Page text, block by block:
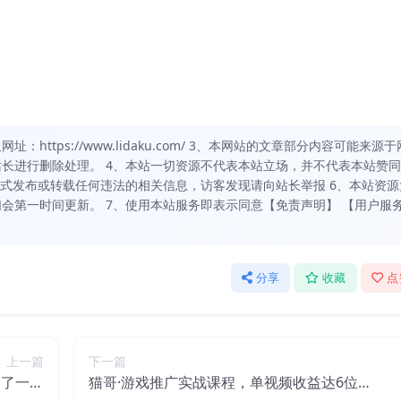
址：https://www.lidaku.com/ 3、本网站的文章部分内容可能来源于
进行删除处理。 4、本站一切资源不代表本站立场，并不代表本站赞
发布或转载任何违法的相关信息，访客发现请向站长举报 6、本站资
第一时间更新。 7、使用本站服务即表示同意【免责声明】 【用户服
分享 收藏
上一篇
一个
下一篇
猫哥·游戏推广实战课程，单视频收益达6位